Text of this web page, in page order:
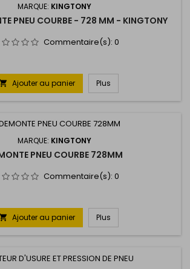
MARQUE: KINGTONY
PNEU COURBE - 728 MM - KINGTONY
Commentaire(s): 0
Ajouter au panier Plus
MARQUE: KINGTONY
PNEU COURBE 728MM
Commentaire(s): 0
Ajouter au panier Plus